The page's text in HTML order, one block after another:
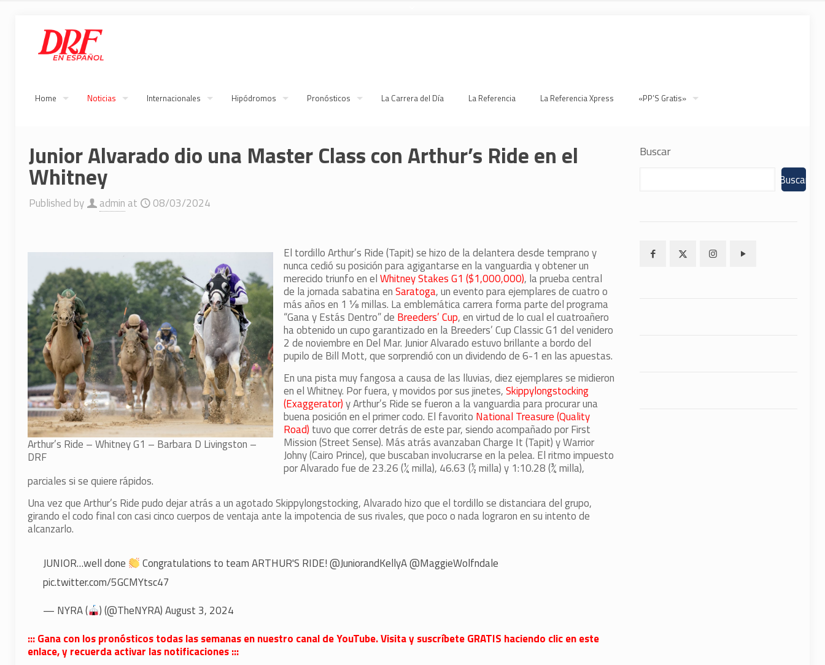
Home Noticias Internacionales Hipódromos Pronósticos La Carrera del Día La Referencia La Referencia Xpress «PP’S Gratis»
Junior Alvarado dio una Master Class con Arthur’s Ride en el
Whitney
Published by admin at 08/03/2024
Arthur’s Ride – Whitney G1 – Barbara D Livingston –
DRF
El tordillo Arthur’s Ride (Tapit) se hizo de la delantera desde temprano y
nunca cedió su posición para agigantarse en la vanguardia y obtener un
merecido triunfo en elWhitney Stakes G1 ($1,000,000), la prueba central
de la jornada sabatina enSaratoga, un evento para ejemplares de cuatro o
más años en 1 ⅛ millas. La emblemática carrera forma parte del programa
“Gana y Estás Dentro” de Breeders’ Cup, en virtud de lo cual el cuatroañero
ha obtenido un cupo garantizado en la Breeders’ Cup Classic G1 del venidero
2 de noviembre en Del Mar. Junior Alvarado estuvo brillante a bordo del
pupilo de Bill Mott, que sorprendió con un dividendo de 6-1 en las apuestas.
En una pista muy fangosa a causa de las lluvias, diez ejemplares se midieron
en el Whitney. Por fuera, y movidos por sus jinetes,Skippylongstocking
(Exaggerator)y Arthur’s Ride se fueron a la vanguardia para procurar una
buena posición en el primer codo. El favorito National Treasure (Quality
Road) tuvo que correr detrás de este par, siendo acompañado por First
Mission (Street Sense). Más atrás avanzaban Charge It (Tapit) y Warrior
Johny (Cairo Prince), que buscaban involucrarse en la pelea. El ritmo impuesto
por Alvarado fue de 23.26 (¼ milla), 46.63 (½ milla) y 1:10.28 (¾ milla),
parciales si se quiere rápidos.
Una vez que Arthur’s Ride pudo dejar atrás a un agotado Skippylongstocking, Alvarado hizo que el tordillo se distanciara del grupo,
girando el codo final con casi cinco cuerpos de ventaja ante la impotencia de sus rivales, que poco o nada lograron en su intento de
alcanzarlo.
JUNIOR…well done Congratulations to team ARTHUR'S RIDE!@JuniorandKellyA@MaggieWolfndale
pic.twitter.com/5GCMYtsc47
— NYRA (
) (@TheNYRA)August 3, 2024
::: Gana con los pronósticos todas las semanas en nuestro canal de YouTube. Visita y suscríbete GRATIS haciendo clic en este
enlace, y recuerda activar las notificaciones :::
Buscar
Buscar